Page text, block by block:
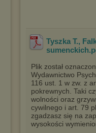
Tyszka T.,
sumenckich
Plik został
Wydawnictwo
116 ust. 1 w zw. z
pokrewnych. Taki
wolności oraz
cywilnego i art. 79
zgadzasz się na
wysokości